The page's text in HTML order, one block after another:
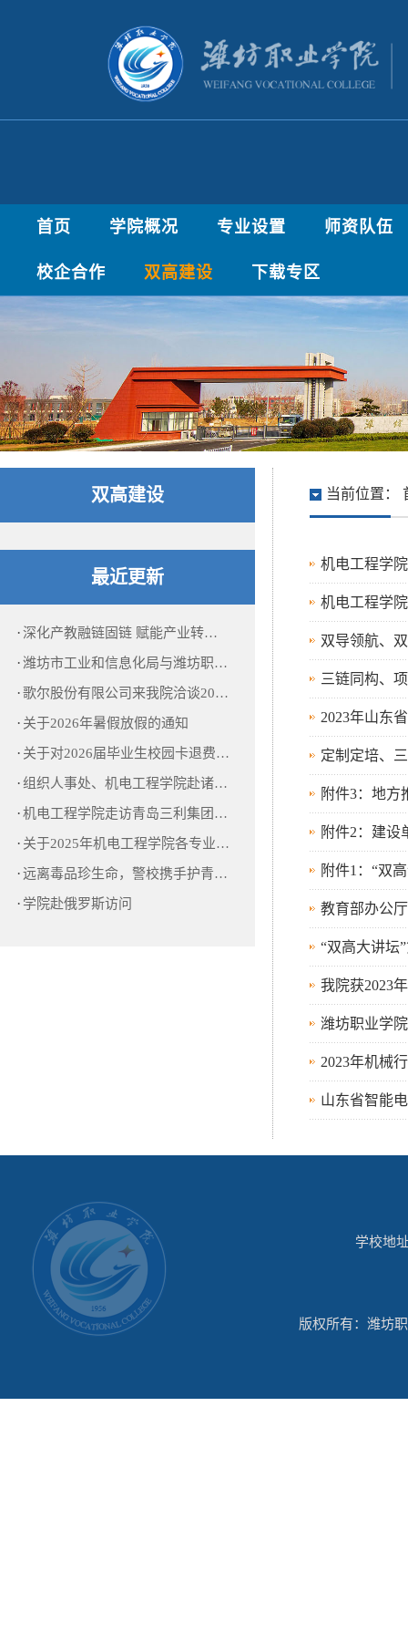
首页 学院概况 专业设置 师资队伍
校企合作 双高建设 下载专区
双高建设
最近更新
·深化产教融链固链 赋能产业转…
·潍坊市工业和信息化局与潍坊职…
·歌尔股份有限公司来我院洽谈20…
· 关于2026年暑假放假的通知
· 关于对2026届毕业生校园卡退费…
· 组织人事处、机电工程学院赴诸…
·机电工程学院走访青岛三利集团…
· 关于2025年机电工程学院各专业…
·远离毒品珍生命，警校携手护青…
· 学院赴俄罗斯访问
当前位置：
机电工程学
机电工程学
双导领航、
三链同构、
2023年山东
定制定培、
附件3：地方
附件2：建设
附件1：“双
教育部办公
“双高大讲坛
我院获2023
潍坊职业学
2023年机械
山东省智能
学校地
版权所有：潍坊